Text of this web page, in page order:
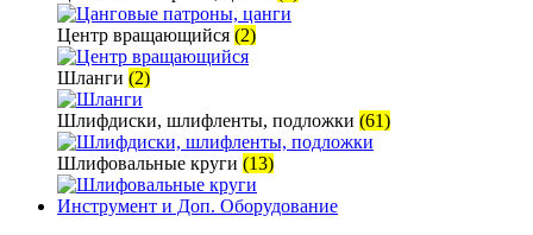
Центр вращающийся (2)
Шланги (2)
Шлифдиски, шлифленты, подложки (61)
Шлифовальные круги (13)
Инструмент и Доп. Оборудование